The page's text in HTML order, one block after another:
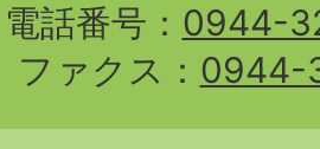
電話番号： 0944-
ファクス： 0944-